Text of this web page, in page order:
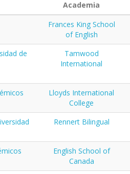
Academia
Frances King School
of English
de
Tamwood
International
Lloyds International
College
Rennert Bilingual
English School of
Canada